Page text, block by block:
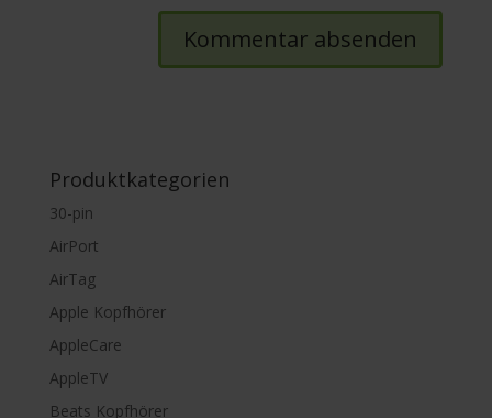
Produktkategorien
30-pin
AirPort
AirTag
Apple Kopfhörer
AppleCare
AppleTV
Beats Kopfhörer